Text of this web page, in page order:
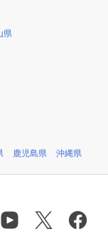
県
鹿児島県 沖縄県